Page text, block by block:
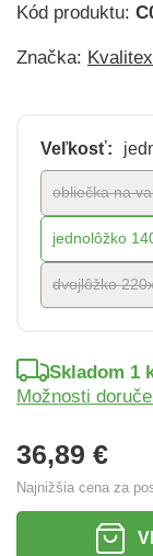
Kód produktu:
Značka: Kvalitex
Veľkosť:
obliečka na
jednolôžko
dvojlôžko
36,89 €
Najnižšia cena za
Skladom 1
Možnosti